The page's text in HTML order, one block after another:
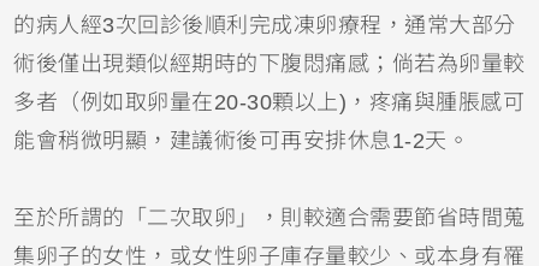
的病人經3次回診後順利完成凍卵療程，通常大部分
術後僅出現類似經期時的下腹悶痛感；倘若為卵量較
多者（例如取卵量在20-30顆以上)，疼痛與腫脹感可
能會稍微明顯，建議術後可再安排休息1-2天。
至於所謂的「二次取卵」，則較適合需要節省時間蒐
集卵子的女性，或女性卵子庫存量較少、或本身有罹